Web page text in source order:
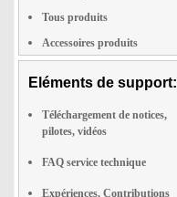
Tous produits
Accessoires produits
Eléments de support:
Téléchargement de notices,
pilotes, vidéos
FAQ service technique
Expériences, Contributions